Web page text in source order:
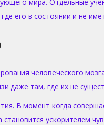
его в состоянии и не
человеческого
даже там, где их не
В момент когда
ускорителем